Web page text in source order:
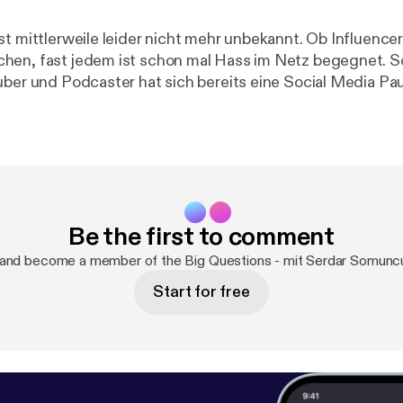
mittlerweile leider nicht mehr unbekannt. Ob
fast jedem ist schon mal Hass im Netz begegnet.
und Podcaster hat sich bereits eine Social Media
Psychologie an der Uni Ulm und forscht schon
mit einem Menschen anrichtet, darüber
Be the first to comment
become a member of the Big Questions - mit Serdar
Start for free